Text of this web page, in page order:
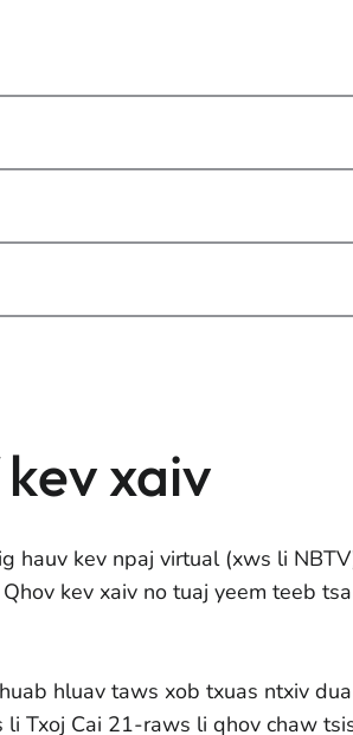
xaiv
hauv kev npaj virtual (xws li
kev xaiv no tuaj yeem teeb
hluav taws xob txuas ntxiv
Txoj Cai 21-raws li qhov chaw